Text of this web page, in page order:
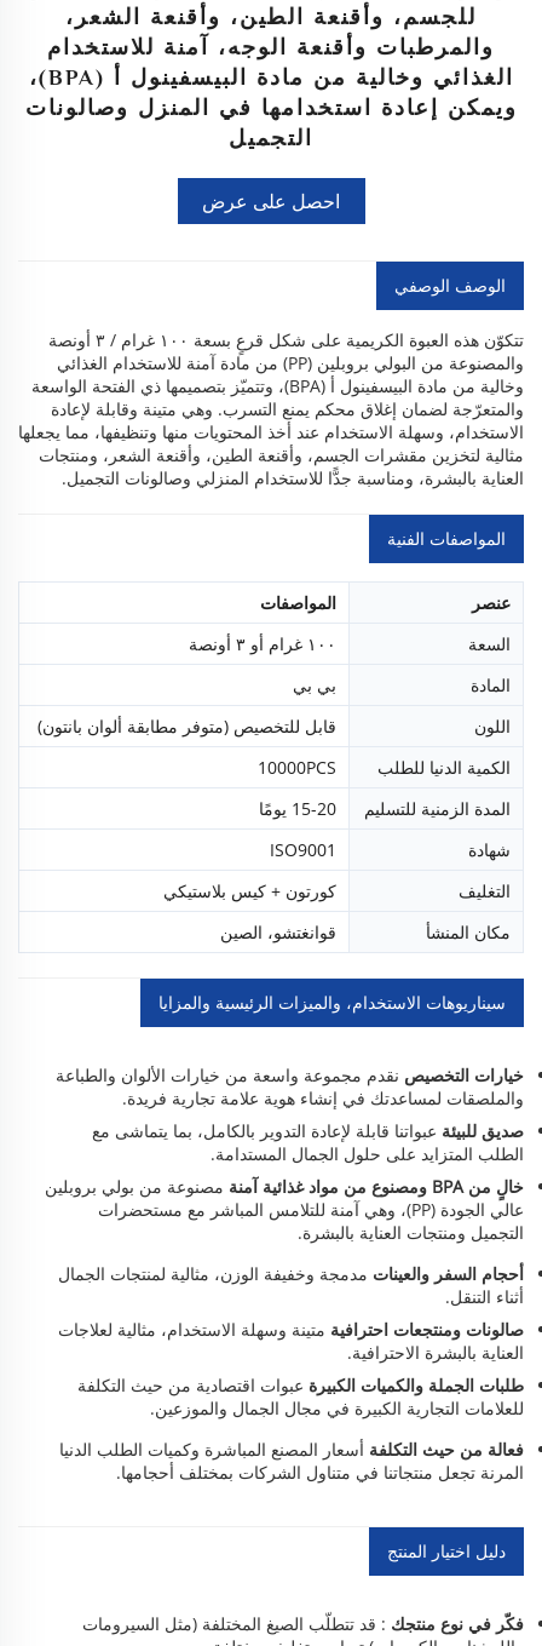
للجسم، وأقنعة الطين، وأقنعة الشعر،
والمرطبات وأقنعة الوجه، آمنة للاستخدام
الغذائي وخالية من مادة البيسفينول أ (BPA)،
ويمكن إعادة استخدامها في المنزل وصالونات
التجميل
احصل على عرض
الوصف الوصفي
تتكوّن هذه العبوة الكريمية على شكل قرعٍ بسعة ١٠٠ غرام / ٣ أونصة
والمصنوعة من البولي بروبلين (PP) من مادة آمنة للاستخدام الغذائي
وخالية من مادة البيسفينول أ (BPA)، وتتميّز بتصميمها ذي الفتحة الواسعة
والمتعرّجة لضمان إغلاق محكم يمنع التسرب. وهي متينة وقابلة لإعادة
الاستخدام، وسهلة الاستخدام عند أخذ المحتويات منها وتنظيفها، مما يجعلها
مثالية لتخزين مقشرات الجسم، وأقنعة الطين، وأقنعة الشعر، ومنتجات
العناية بالبشرة، ومناسبة جدًّا للاستخدام المنزلي وصالونات التجميل.
المواصفات الفنية
عنصر
المواصفات
السعة
١٠٠ غرام أو ٣ أونصة
المادة
بي بي
اللون
قابل للتخصيص (متوفر مطابقة ألوان بانتون)
الكمية الدنيا للطلب
10000PCS
المدة الزمنية للتسليم
15-20 يومًا
شهادة
ISO9001
التغليف
كورتون + كيس بلاستيكي
مكان المنشأ
قوانغتشو، الصين
سيناريوهات الاستخدام، والميزات الرئيسية والمزايا
خيارات التخصيص نقدم مجموعة واسعة من خيارات الألوان والطباعة
والملصقات لمساعدتك في إنشاء هوية علامة تجارية فريدة.
صديق للبيئة عبواتنا قابلة لإعادة التدوير بالكامل، بما يتماشى مع
الطلب المتزايد على حلول الجمال المستدامة.
خالٍ من BPA ومصنوع من مواد غذائية آمنة
مصنوعة من بولي بروبلين
عالي الجودة (PP)، وهي آمنة للتلامس المباشر مع مستحضرات
التجميل ومنتجات العناية بالبشرة.
أحجام السفر والعينات مدمجة وخفيفة الوزن، مثالية لمنتجات الجمال
أثناء التنقل.
صالونات ومنتجعات احترافية متينة وسهلة الاستخدام، مثالية لعلاجات
العناية بالبشرة الاحترافية.
طلبات الجملة والكميات الكبيرة عبوات اقتصادية من حيث التكلفة
للعلامات التجارية الكبيرة في مجال الجمال والموزعين.
فعالة من حيث التكلفة أسعار المصنع المباشرة وكميات الطلب الدنيا
المرنة تجعل منتجاتنا في متناول الشركات بمختلف أحجامها.
دليل اختيار المنتج
فكّر في نوع منتجك : قد تتطلّب الصيغ المختلفة (مثل السيرومات